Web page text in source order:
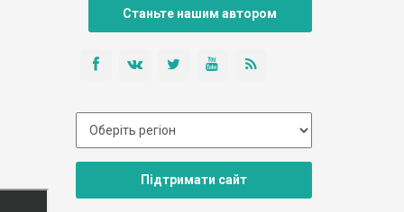
Станьте нашим автором
Підтримати сайт